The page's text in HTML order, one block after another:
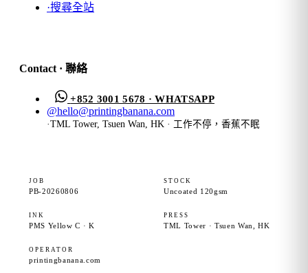
·搜尋全站
Contact · 聯絡
+852 3001 5678 · WHATSAPP
@hello@printingbanana.com
·TML Tower, Tsuen Wan, HK · 工作不停，香蕉不眠
JOB
PB-20260806
STOCK
Uncoated 120gsm
INK
PMS Yellow C · K
PRESS
TML Tower · Tsuen Wan, HK
OPERATOR
printingbanana.com